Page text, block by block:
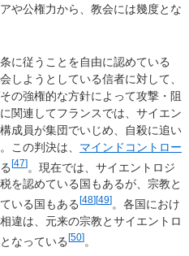
や公権力から、教会には幾度とな
に従うことを自由に認めている
しようとしている信者に対して、
の強権的な方針によって攻撃・阻
関連してフランスでは、サイエン
成員が集団でいじめ、自殺に追い
この判決は、 マインドコントロー
[47]。現在では、サイエントロジ
を認めている国もあるが、宗教と
いる国もある [48][49] 。各国におけ
違は、元来の宗教とサイエントロ
なっている [50] 。